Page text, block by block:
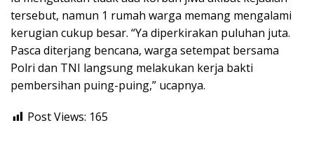
tersebut, namun 1 rumah warga memang mengalami
kerugian cukup besar. “Ya diperkirakan puluhan juta.
Pasca diterjang bencana, warga setempat bersama
Polri dan TNI langsung melakukan kerja bakti
pembersihan puing-puing,” ucapnya.
Post Views: 165